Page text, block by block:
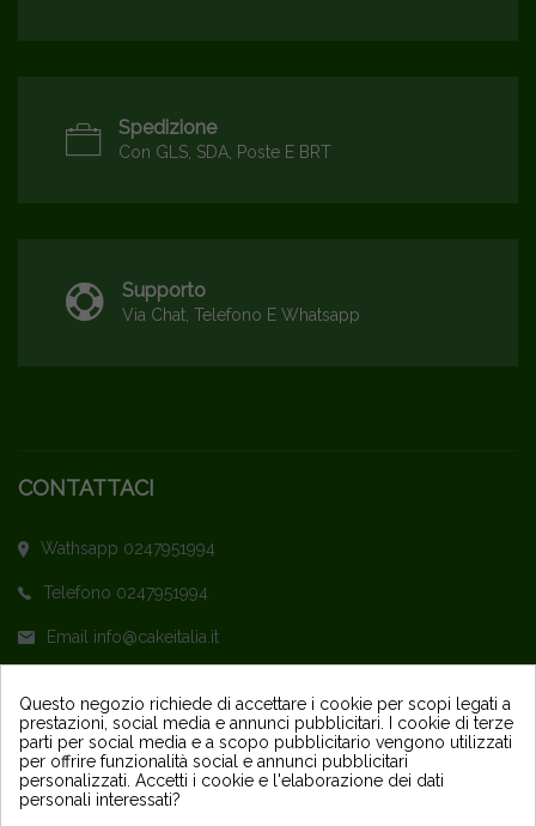
Spedizione
Con GLS, SDA, Poste E BRT
Supporto
Via Chat, Telefono E Whatsapp
CONTATTACI
Wathsapp 0247951994
Telefono 0247951994
Email info@cakeitalia.it
dalle ore 9,30 alle 14 e dalle 15 alle 18
Questo negozio richiede di accettare i cookie per scopi legati a
prestazioni, social media e annunci pubblicitari. I cookie di terze
parti per social media e a scopo pubblicitario vengono utilizzati
per offrire funzionalità social e annunci pubblicitari
personalizzati. Accetti i cookie e l'elaborazione dei dati
personali interessati?